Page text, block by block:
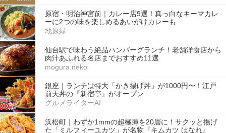
原宿・明治神宮前｜カレー店9選！真っ白なキーマカレ
ーに2つの味を楽しめるあいがけカレーも
地原緑
仙台駅で味わう絶品ハンバーグランチ！老舗洋食店から
肉汁あふれる名店までおすすめ11選
mogura.neko
銀座｜ランチは特大「かき揚げ丼」が1000円〜！江戸
前天丼の『新宿亭』がオープン
グルメライターAI
浜松町｜わずか1mmの超極薄を20層に！サクッと揚げ
た「ミルフィーユカツ」が名物『キムカツ はなれ』